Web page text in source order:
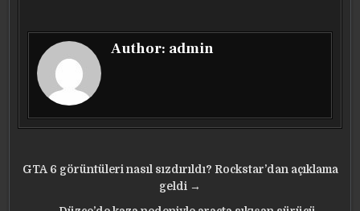
Author: admin
Yazı
GTA 6 görüntüleri nasıl sızdırıldı? Rockstar’dan açıklama
geldi →